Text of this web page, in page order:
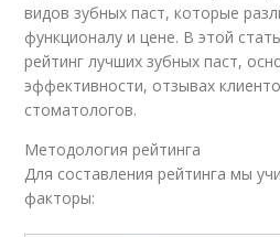
видов зубных паст, которые
функционалу и цене. В этой
рейтинг лучших зубных паст,
эффективности, отзывах
стоматологов.
Методология рейтинга
Для составления рейтинга мы
факторы: